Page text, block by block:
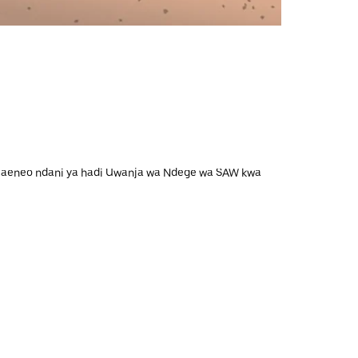
ndani ya hadi Uwanja wa Ndege wa SAW kwa